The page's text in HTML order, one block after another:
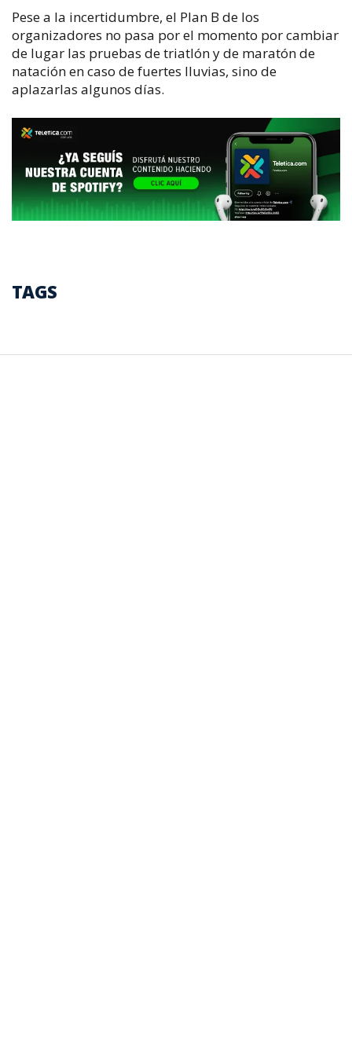
Pese a la incertidumbre, el Plan B de los
organizadores no pasa por el momento por cambiar
de lugar las pruebas de triatlón y de maratón de
natación en caso de fuertes lluvias, sino de
aplazarlas algunos días.
TAGS